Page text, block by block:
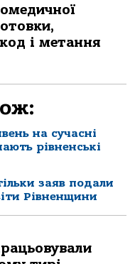
і метання
на сучасні
рівненські
заяв подали
Рівненщини